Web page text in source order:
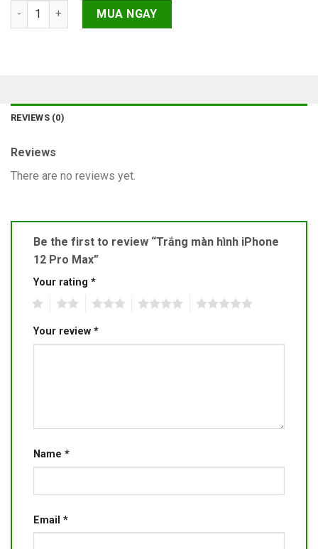
Trắng màn hình iPhone 12 Pro Max quantity
MUA NGAY
REVIEWS (0)
Reviews
There are no reviews yet.
Be the first to review “Trắng màn hình iPhone
12 Pro Max”
Your rating *
Your review *
Name *
Email *